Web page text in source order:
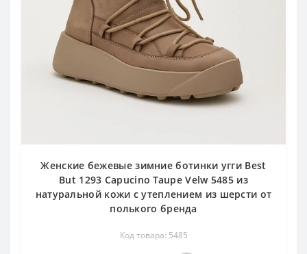
Женские бежевые зимние ботинки угги Best
But 1293 Capucino Taupe Velw 5485 из
натуральной кожи с утеплением из шерсти от
полького бренда
Код товара: 5485